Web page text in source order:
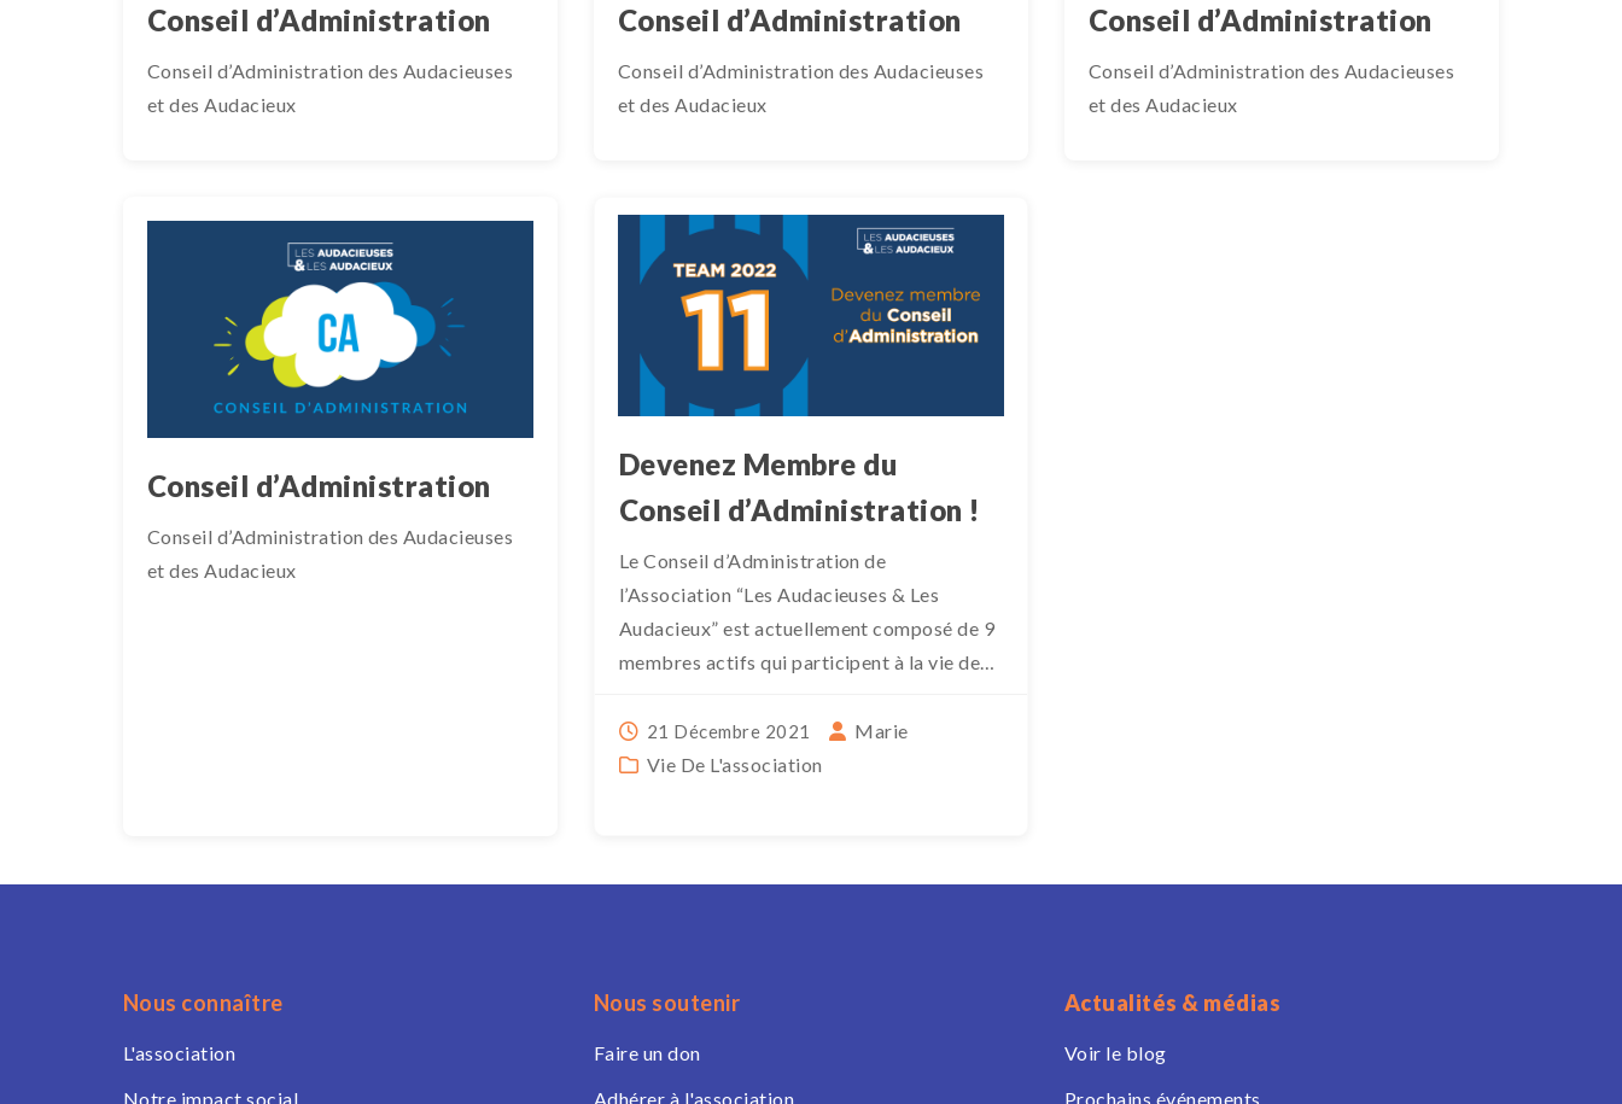
Conseil d’Administration
Conseil d’Administration des Audacieuses
et des Audacieux
Conseil d’Administration
Conseil d’Administration des Audacieuses
et des Audacieux
Conseil d’Administration
Conseil d’Administration des Audacieuses
et des Audacieux
Conseil d’Administration
Conseil d’Administration des Audacieuses
et des Audacieux
Devenez Membre du
Conseil d’Administration !
Le Conseil d’Administration de
l’Association “Les Audacieuses & Les
Audacieux” est actuellement composé de 9
membres actifs qui participent à la vie de
Les […]21 Décembre 2021
Marie
Vie De L'association
Nous connaître
L'association
Notre impact social
Nous soutenir
Faire un don
Adhérer à l'association
Actualités & médias
Voir le blog
Prochains événements